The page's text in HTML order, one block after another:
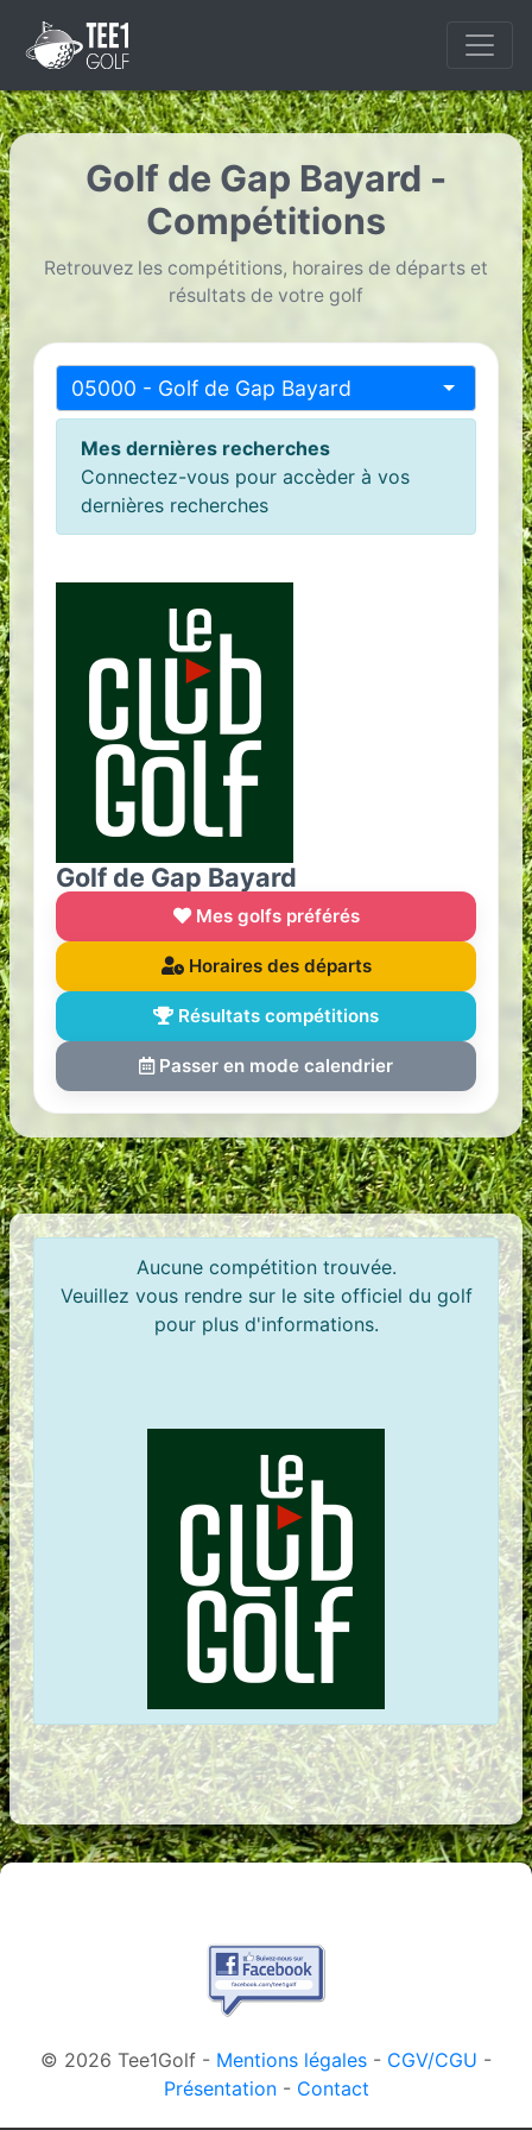
Golf de Gap Bayard -
Compétitions
Retrouvez les compétitions, horaires de départs et
résultats de votre golf
05000 - Golf de Gap Bayard
Mes dernières recherches
Connectez-vous pour accèder à vos
dernières recherches
Golf de Gap Bayard
Mes golfs préférés
Horaires des départs
Résultats compétitions
Passer en mode calendrier
Aucune compétition trouvée.
Veuillez vous rendre sur le site officiel du golf
pour plus d'informations.
© 2026 Tee1Golf - Mentions légales - CGV/CGU -
Présentation- Contact